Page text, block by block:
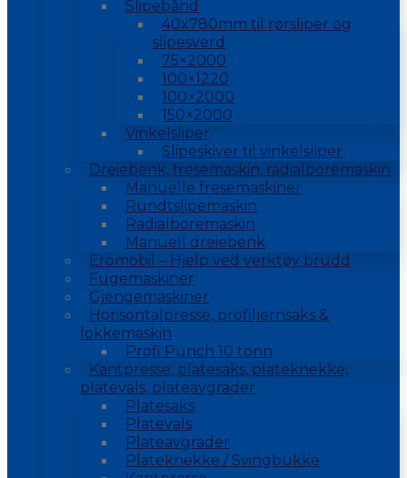
Slipebånd
40x780mm til rørsliper og
slipesverd
75×2000
100×1220
100×2000
150×2000
Vinkelsliper
Slipeskiver til vinkelsliper
Dreiebenk, fresemaskin, radialboremaskin
Manuelle fresemaskiner
Rundtslipemaskin
Radialboremaskin
Manuell dreiebenk
Eromobil – Hjelp ved verktøy brudd
Fugemaskiner
Gjengemaskiner
Horisontalpresse, profiljernsaks &
lokkemaskin
Profi Punch 10 tonn
Kantpresse, platesaks, plateknekke,
platevals, plateavgrader
Platesaks
Platevals
Plateavgrader
Plateknekke / Svingbukke